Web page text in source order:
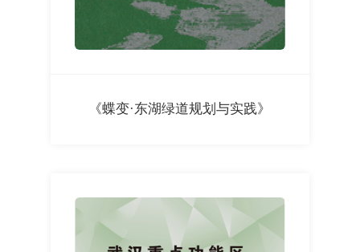
《蝶变·东湖绿道规划与实践》